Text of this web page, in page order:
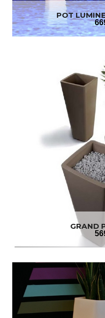
POT
GRAND